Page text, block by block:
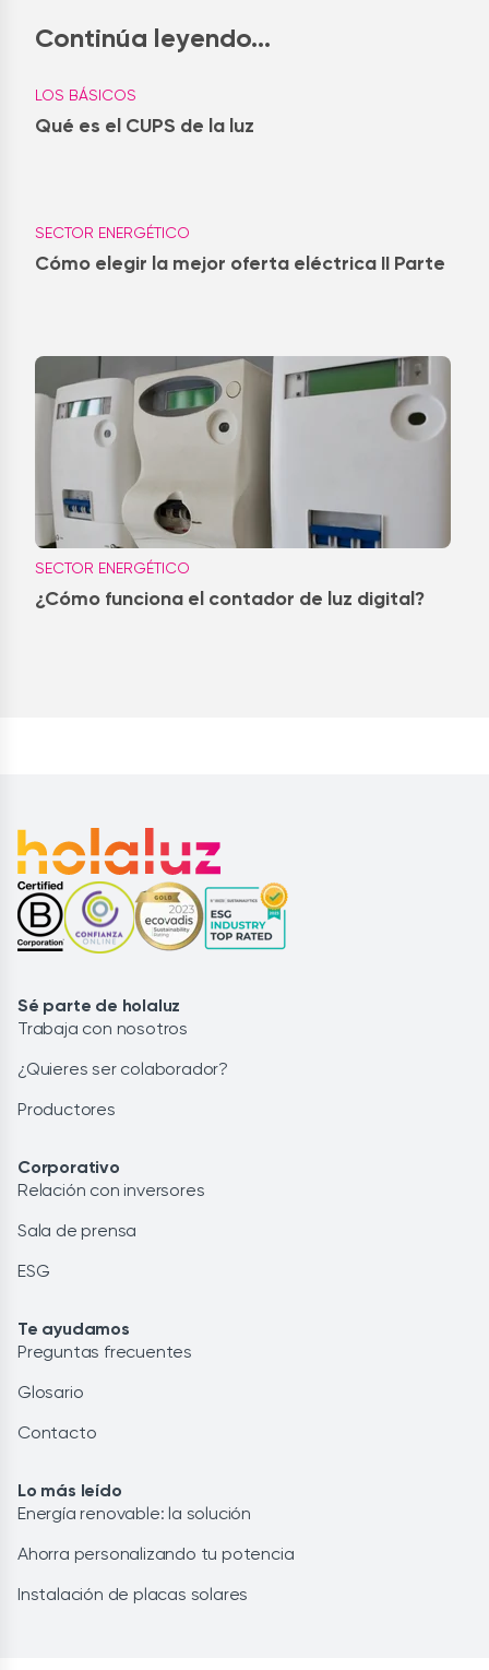
Continúa leyendo...
LOS BÁSICOS
Qué es el CUPS de la luz
SECTOR ENERGÉTICO
Cómo elegir la mejor oferta eléctrica II Parte
SECTOR ENERGÉTICO
¿Cómo funciona el contador de luz digital?
Sé parte de holaluz
Trabaja con nosotros
¿Quieres ser colaborador?
Productores
Corporativo
Relación con inversores
Sala de prensa
ESG
Te ayudamos
Preguntas frecuentes
Glosario
Contacto
Lo más leído
Energía renovable: la solución
Ahorra personalizando tu potencia
Instalación de placas solares